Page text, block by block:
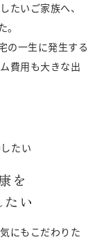
たいご家族へ、
の一生に発生する
費用も大きな出
を
い
にもこだわりた